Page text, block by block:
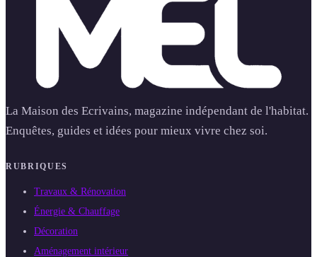
La Maison des Ecrivains, magazine indépendant de l'habitat.
Enquêtes, guides et idées pour mieux vivre chez soi.
RUBRIQUES
Travaux & Rénovation
Énergie & Chauffage
Décoration
Aménagement intérieur